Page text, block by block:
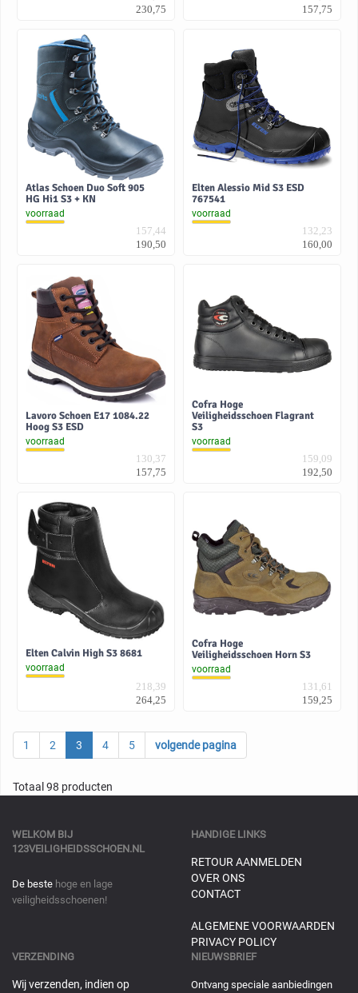
230,75
157,75
Atlas Schoen Duo Soft 905
HG Hi1 S3 + KN
voorraad
157,44
190,50
Elten Alessio Mid S3 ESD
767541
voorraad
132,23
160,00
Lavoro Schoen E17 1084.22
Hoog S3 ESD
voorraad
130,37
157,75
Cofra Hoge
Veiligheidsschoen Flagrant
S3
voorraad
159,09
192,50
Elten Calvin High S3 8681
voorraad
218,39
264,25
Cofra Hoge
Veiligheidsschoen Horn S3
voorraad
131,61
159,25
1 2 3 4 5 volgende pagina
Totaal 98 producten
WELKOM BIJ
123VEILIGHEIDSSCHOEN.NL
De beste hoge en lage
veiligheidsschoenen!
HANDIGE LINKS
RETOUR AANMELDEN
OVER ONS
CONTACT
ALGEMENE VOORWAARDEN
PRIVACY POLICY
VERZENDING
Wij verzenden, indien op
NIEUWSBRIEF
Ontvang speciale aanbiedingen